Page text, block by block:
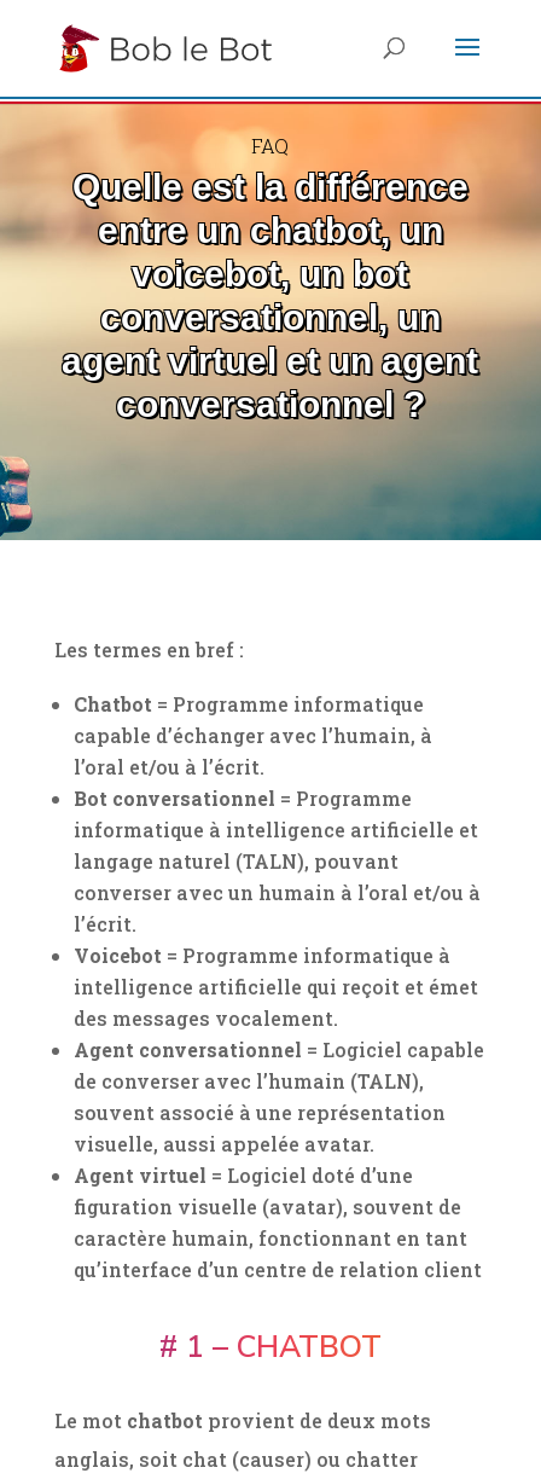
FAQ
Quelle est la différence
entre un chatbot, un
voicebot, un bot
conversationnel, un
agent virtuel et un agent
conversationnel ?
Les termes en bref :
Chatbot = Programme informatique
capable d’échanger avec l’humain, à
l’oral et/ou à l’écrit.
Bot conversationnel = Programme
informatique à intelligence artificielle et
langage naturel (TALN), pouvant
converser avec un humain à l’oral et/ou à
l’écrit.
Voicebot = Programme informatique à
intelligence artificielle qui reçoit et émet
des messages vocalement.
Agent conversationnel = Logiciel capable
de converser avec l’humain (TALN),
souvent associé à une représentation
visuelle, aussi appelée avatar.
Agent virtuel = Logiciel doté d’une
figuration visuelle (avatar), souvent de
caractère humain, fonctionnant en tant
qu’interface d’un centre de relation client
# 1 – CHATBOT
Le mot chatbot provient de deux mots
anglais, soit chat (causer) ou chatter